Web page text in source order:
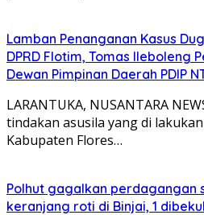
Lamban Penanganan Kasus
DPRD Flotim, Tomas Ileboleng
Dewan Pimpinan Daerah PDIP
LARANTUKA, NUSANTARA
tindakan asusila yang di
Kabupaten Flores…
Polhut gagalkan perdagangan
keranjang roti di Binjai, 1